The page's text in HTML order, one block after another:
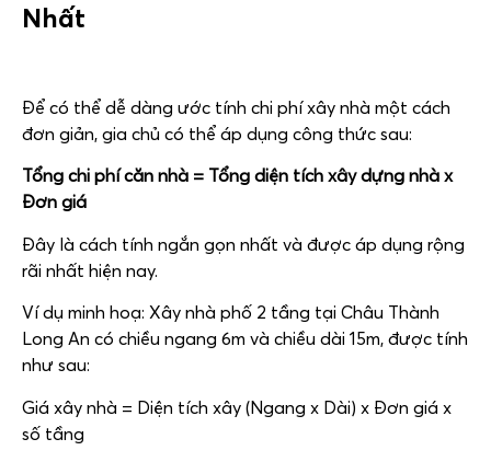
Nhất
Để có thể dễ dàng ước tính chi phí xây nhà một cách
đơn giản, gia chủ có thể áp dụng công thức sau:
Tổng chi phí căn nhà = Tổng diện tích xây dựng nhà x
Đơn giá
Đây là cách tính ngắn gọn nhất và được áp dụng rộng
rãi nhất hiện nay.
Ví dụ minh hoạ: Xây nhà phố 2 tầng tại Châu Thành
Long An có chiều ngang 6m và chiều dài 15m, được tính
như sau:
Giá xây nhà = Diện tích xây (Ngang x Dài) x Đơn giá x
số tầng